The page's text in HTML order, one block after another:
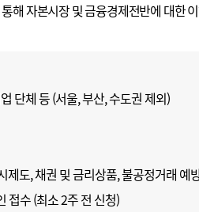
해 자본시장 및 금융경제전반에 대한
단체 등 (서울, 부산, 수도권 제외)
제도, 채권 및 금리상품, 불공정거래 예
접수 (최소 2주 전 신청)